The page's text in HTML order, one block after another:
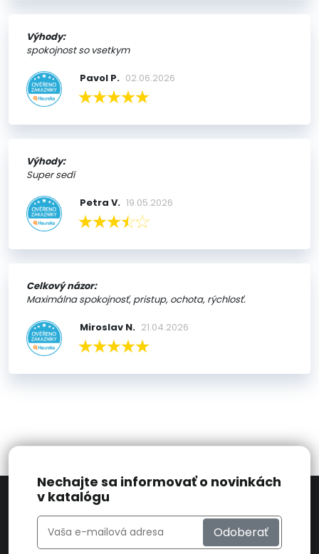
Výhody:
spokojnost so vsetkym
Pavol P. 02.06.2026
Výhody:
Super sedí
Petra V. 19.05.2026
Celkový názor:
Maximálna spokojnosť, pristup, ochota, rýchlosť.
Miroslav N. 21.04.2026
Nechajte sa informovať o novinkách
v katalógu
Odoberať